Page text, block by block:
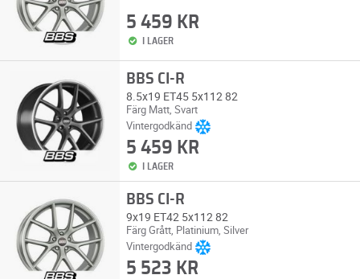
5 459 KR
I LAGER
BBS CI-R
8.5x19 ET45 5x112 82
Färg Matt, Svart
Vintergodkänd
5 459 KR
I LAGER
BBS CI-R
9x19 ET42 5x112 82
Färg Grått, Platinium, Silver
Vintergodkänd
5 523 KR